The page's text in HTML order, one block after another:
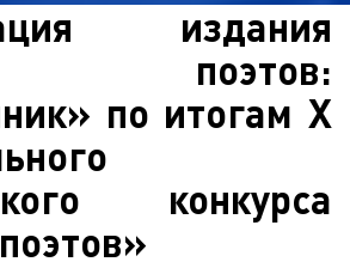
издания
поэтов:
по итогам X
конкурса